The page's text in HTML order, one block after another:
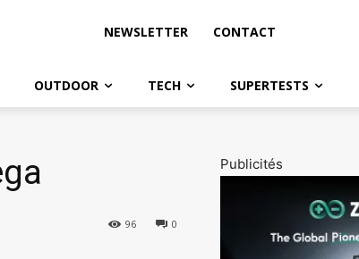
NEWSLETTER CONTACT
OUTDOOR TECH SUPERTESTS
0
96
Publicités